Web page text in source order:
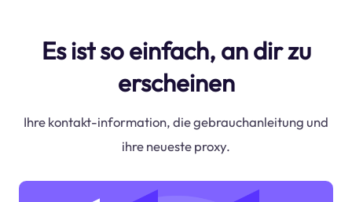
Es ist so einfach, an dir zu
erscheinen
Ihre kontakt-information, die gebrauchanleitung und
ihre neueste proxy.